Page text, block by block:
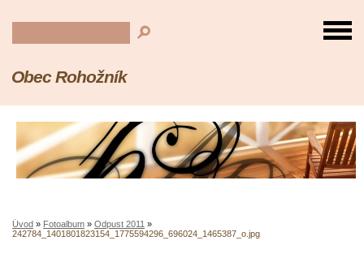
Obec Rohožník
Úvod » Fotoalbum » Odpust 2011 »
242784_1401801823154_1775594296_696024_1465387_o.jpg